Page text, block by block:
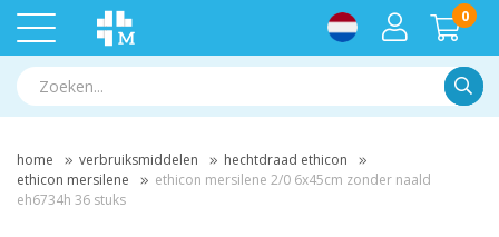
0
home verbruiksmiddelen
hechtdraad ethicon
ethicon mersilene
ethicon mersilene 2/0 6x45cm zonder naald
eh6734h 36 stuks